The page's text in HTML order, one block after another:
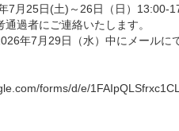
7月25日(土)～26日（日）13:00-
通過者にご連絡いたします。
年7月29日（水）中にメールに
forms/d/e/